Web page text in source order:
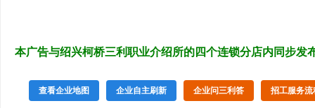
本广告与绍兴柯桥三利职业介绍所的四个连锁分店内同步发
查看企业地图 企业自主刷新 企业问三利答 招工服务流